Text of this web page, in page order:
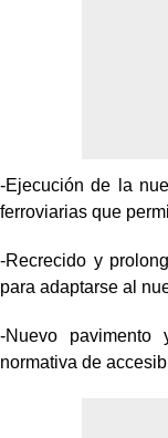
-Ejecución de la
ferroviarias que
-Recrecido y
para adaptarse al
-Nuevo
normativa de